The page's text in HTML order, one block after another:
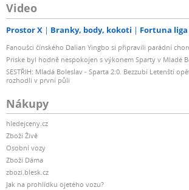
Video
Prostor X Branky, body, kokoti Fortuna liga
Fanoušci čínského Dalian Yingbo si připravili parádní
Priske byl hodně nespokojen s výkonem Sparty v Mladé
SESTŘIH: Mladá Boleslav - Sparta 2:0. Bezzubí Letenští
rozhodli v první půli
Nákupy
hledejceny.cz
Zboží Živě
Osobní vozy
Zboží Dáma
zbozi.blesk.cz
Jak na prohlídku ojetého vozu?